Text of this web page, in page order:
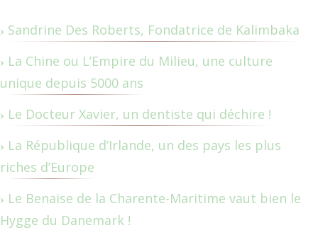
Sandrine Des Roberts, Fondatrice de Kalimbaka
La Chine ou L’Empire du Milieu, une culture
unique depuis 5000 ans
Le Docteur Xavier, un dentiste qui déchire !
La République d’Irlande, un des pays les plus
riches d’Europe
Le Benaise de la Charente-Maritime vaut bien le
Hygge du Danemark !